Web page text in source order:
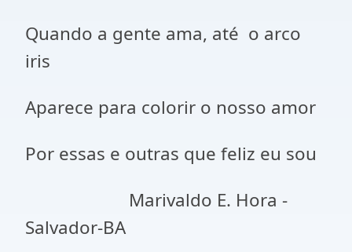
Quando a gente ama, até o arco
iris
Aparece para colorir o nosso amor
Por essas e outras que feliz eu sou
Marivaldo E. Hora -
Salvador-BA